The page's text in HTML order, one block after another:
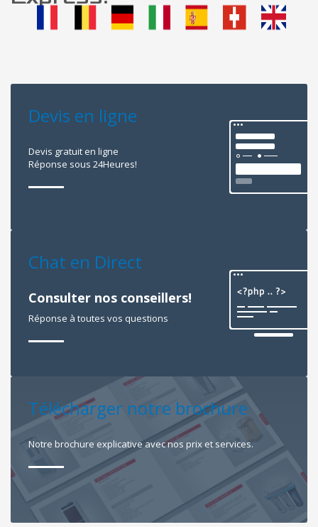
Devis en ligne
Devis gratuit en ligne
Réponse sous 24Heures!
Chat en Direct
Consulter nos conseillers!
Réponse à toutes vos questions
Télécharger notre brochure
Notre brochure explicative avec nos prix et services.